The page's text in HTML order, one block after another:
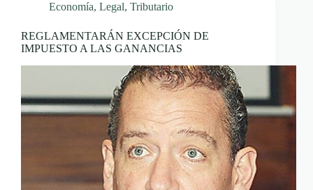
Economía, Legal, Tributario
REGLAMENTARÁN EXCEPCIÓN DE
IMPUESTO A LAS GANANCIAS